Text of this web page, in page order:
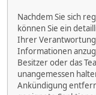
Nachdem Sie sich
können Sie ein
Ihrer
Informationen
Besitzer oder das
unangemessen
Ankündigung